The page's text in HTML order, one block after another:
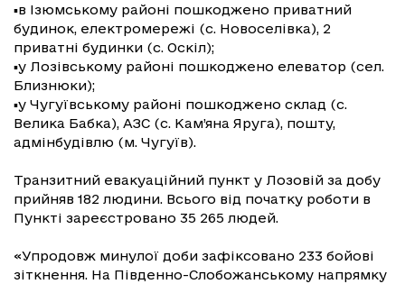
▪️в Ізюмському районі пошкоджено приватний
будинок, електромережі (с. Новоселівка), 2
приватні будинки (с. Оскіл);
▪️у Лозівському районі пошкоджено елеватор (сел.
Близнюки);
▪️у Чугуївському районі пошкоджено склад (с.
Велика Бабка), АЗС (с. Кам’яна Яруга), пошту,
адмінбудівлю (м. Чугуїв).
Транзитний евакуаційний пункт у Лозовій за добу
прийняв 182 людини. Всього від початку роботи в
Пункті зареєстровано 35 265 людей.
«Упродовж минулої доби зафіксовано 233 бойові
зіткнення. На Південно-Слобожанському напрямку